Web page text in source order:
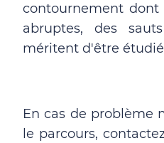
contournement
abruptes, des
méritent d'être
En cas de problème
le parcours,